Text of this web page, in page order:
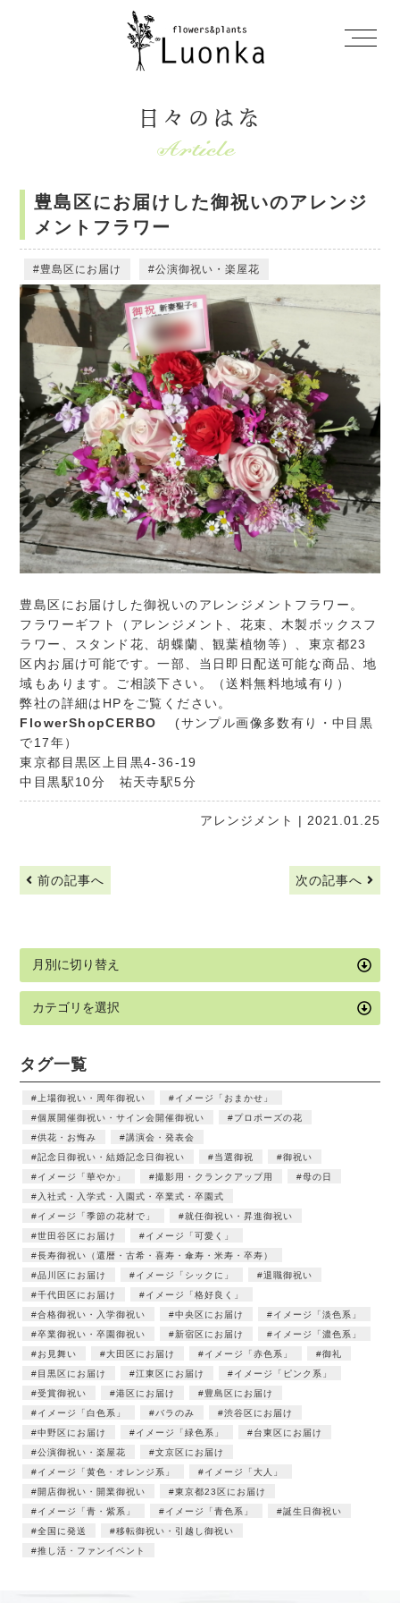
日々のはな
豊島区にお届けした御祝いのアレンジ
メントフラワー
豊島区にお届け 公演御祝い・楽屋花
豊島区にお届けした御祝いのアレンジメントフラワー。
フラワーギフト（アレンジメント、花束、木製ボックスフ
ラワー、スタンド花、胡蝶蘭、観葉植物等）、東京都23
区内お届け可能です。一部、当日即日配送可能な商品、地
域もあります。ご相談下さい。（送料無料地域有り）
弊社の詳細はHPをご覧ください。
FlowerShopCERBO
(サンプル画像多数有り・中目黒
で17年）
東京都目黒区上目黒4-36-19
中目黒駅10分 祐天寺駅5分
アレンジメント | 2021.01.25
前の記事へ 次の記事へ
タグ一覧
上場御祝い・周年御祝い
イメージ「おまかせ」
個展開催御祝い・サイン会開催御祝い
プロポーズの花
供花・お悔み
講演会・発表会
記念日御祝い・結婚記念日御祝い
当選御祝
御祝い
イメージ「華やか」
撮影用・クランクアップ用
母の日
入社式・入学式・入園式・卒業式・卒園式
イメージ「季節の花材で」
就任御祝い・昇進御祝い
世田谷区にお届け
イメージ「可愛く」
長寿御祝い（還暦・古希・喜寿・傘寿・米寿・卒寿）
品川区にお届け
イメージ「シックに」
退職御祝い
千代田区にお届け
イメージ「格好良く」
合格御祝い・入学御祝い
中央区にお届け
イメージ「淡色系」
卒業御祝い・卒園御祝い
新宿区にお届け
イメージ「濃色系」
お見舞い
大田区にお届け イメージ「赤色系」
御礼
目黒区にお届け
江東区にお届け
イメージ「ピンク系」
受賞御祝い
港区にお届け
豊島区にお届け
イメージ「白色系」
バラのみ
渋谷区にお届け
中野区にお届け
イメージ「緑色系」
台東区にお届け
公演御祝い・楽屋花
文京区にお届け
イメージ「黄色・オレンジ系」
イメージ「大人」
開店御祝い・開業御祝い
東京都23区にお届け
イメージ「青・紫系」
イメージ「青色系」
誕生日御祝い
全国に発送
移転御祝い・引越し御祝い
推し活・ファンイベント